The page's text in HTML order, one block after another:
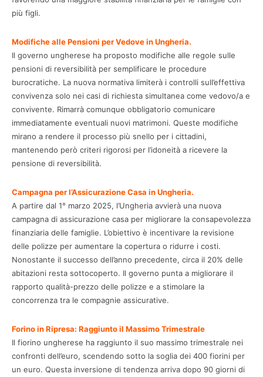
più figli.
Modifiche alle Pensioni per Vedove in Ungheria.
Il governo ungherese ha proposto modifiche alle regole sulle
pensioni di reversibilità per semplificare le procedure
burocratiche. La nuova normativa limiterà i controlli sull’effettiva
convivenza solo nei casi di richiesta simultanea come vedovo/a e
convivente. Rimarrà comunque obbligatorio comunicare
immediatamente eventuali nuovi matrimoni. Queste modifiche
mirano a rendere il processo più snello per i cittadini,
mantenendo però criteri rigorosi per l’idoneità a ricevere la
pensione di reversibilità.
Campagna per l’Assicurazione Casa in Ungheria.
A partire dal 1° marzo 2025, l’Ungheria avvierà una nuova
campagna di assicurazione casa per migliorare la consapevolezza
finanziaria delle famiglie. L’obiettivo è incentivare la revisione
delle polizze per aumentare la copertura o ridurre i costi.
Nonostante il successo dell’anno precedente, circa il 20% delle
abitazioni resta sottocoperto. Il governo punta a migliorare il
rapporto qualità-prezzo delle polizze e a stimolare la
concorrenza tra le compagnie assicurative.
Forino in Ripresa: Raggiunto il Massimo Trimestrale
Il fiorino ungherese ha raggiunto il suo massimo trimestrale nei
confronti dell’euro, scendendo sotto la soglia dei 400 fiorini per
un euro. Questa inversione di tendenza arriva dopo 90 giorni di